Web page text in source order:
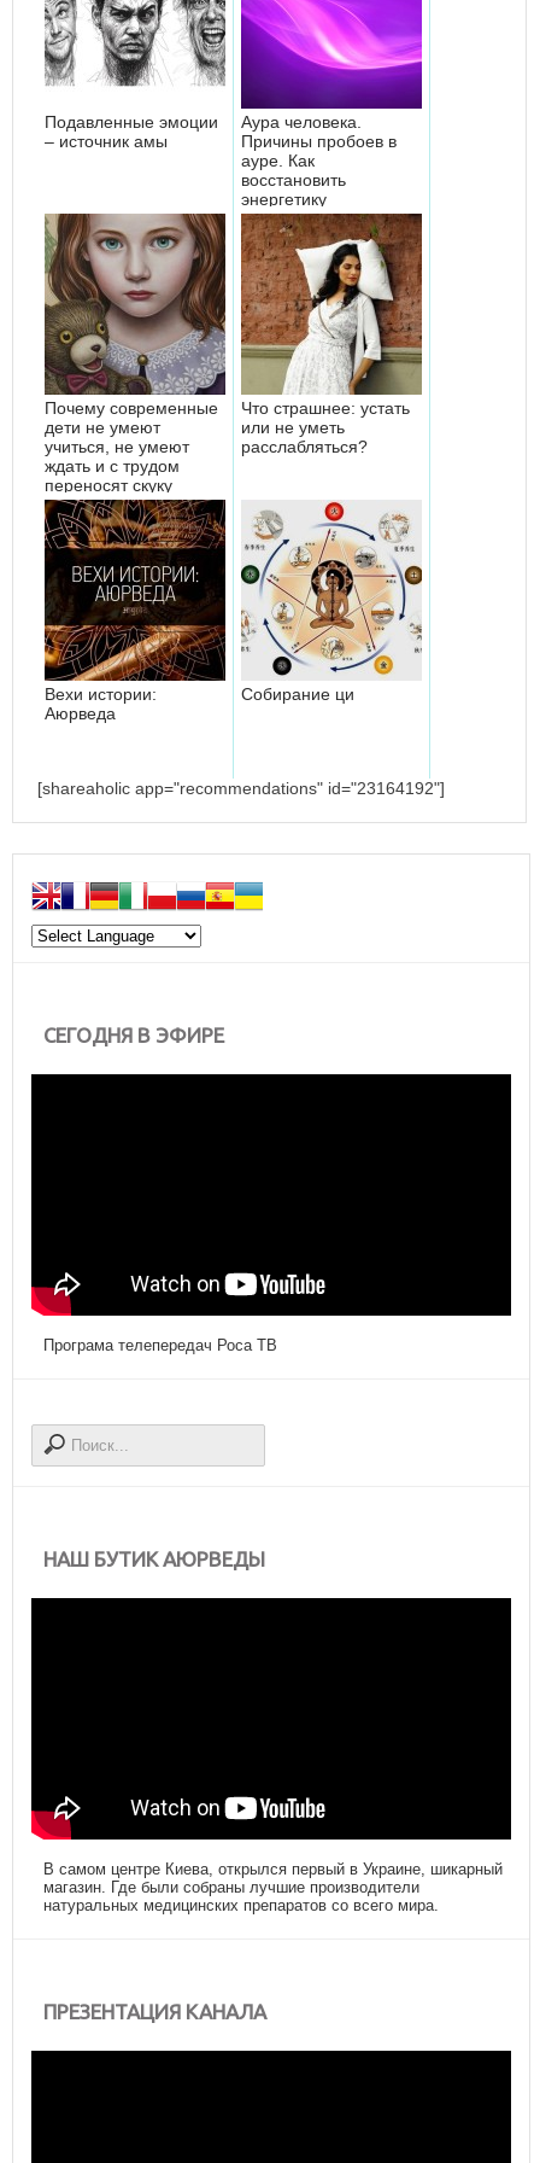
Подавленные эмоции
– источник амы
Аура человека.
Причины пробоев в
ауре. Как
восстановить
энергетику
Почему современные
дети не умеют
учиться, не умеют
ждать и с трудом
переносят скуку
Что страшнее: устать
или не уметь
расслабляться?
Вехи истории:
Аюрведа
Собирание ци
[shareaholic app="recommendations" id="23164192"]
СЕГОДНЯ В ЭФИРЕ
Програма телепередач Роса ТВ
НАШ БУТИК АЮРВЕДЫ
В самом центре Киева, открылся первый в Украине, шикарный
магазин. Где были собраны лучшие производители
натуральных медицинских препаратов со всего мира.
ПРЕЗЕНТАЦИЯ КАНАЛА